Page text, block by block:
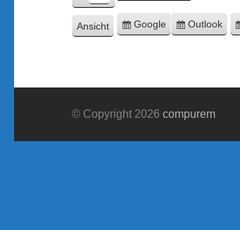
Ansicht ausdrucken
Eintragen
Google
Eintragen
Outlook
© Copyright 2026 compurem